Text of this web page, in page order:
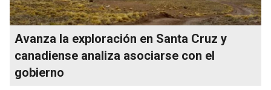
Avanza la exploración en Santa Cruz y
canadiense analiza asociarse con el
gobierno